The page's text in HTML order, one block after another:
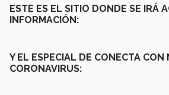
ESTE ES EL SITIO DONDE SE IRÁ
INFORMACIÓN:
Y EL ESPECIAL DE CONECTA CON
CORONAVIRUS: